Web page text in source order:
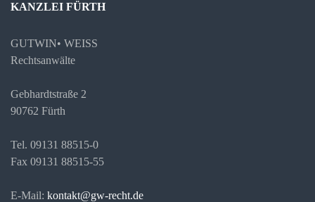
KANZLEI FÜRTH
GUTWIN• WEISS
Rechtsanwälte
Gebhardtstraße 2
90762 Fürth
Tel. 09131 88515-0
Fax 09131 88515-55
E-Mail: kontakt@gw-recht.de